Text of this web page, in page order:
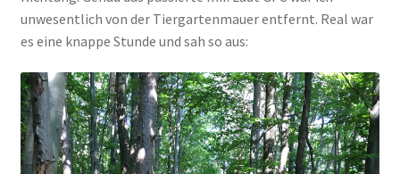
unwesentlich von der Tiergartenmauer entfernt. Real war
es eine knappe Stunde und sah so aus: